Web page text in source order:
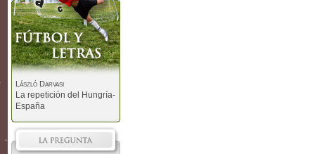
László Darvasi
La repetición del Hungría-
España